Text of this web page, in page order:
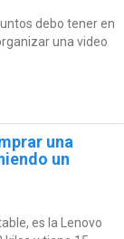
debo tener en
una video
una
un
es la Lenovo